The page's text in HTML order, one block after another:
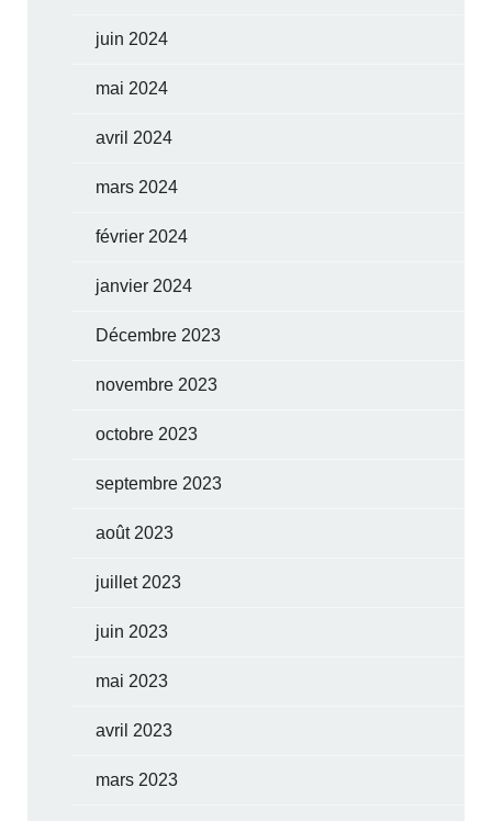
juin 2024
mai 2024
avril 2024
mars 2024
février 2024
janvier 2024
Décembre 2023
novembre 2023
octobre 2023
septembre 2023
août 2023
juillet 2023
juin 2023
mai 2023
avril 2023
mars 2023